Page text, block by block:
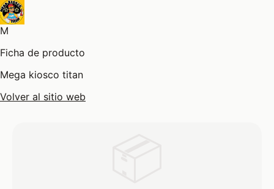
M
Ficha de producto
Mega kiosco titan
Volver al sitio web